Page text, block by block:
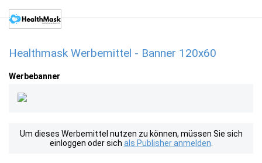
Healthmask Werbemittel - Banner 120x60
Werbebanner
Um dieses Werbemittel nutzen zu können, müssen Sie sich
einloggen oder sich als Publisher anmelden